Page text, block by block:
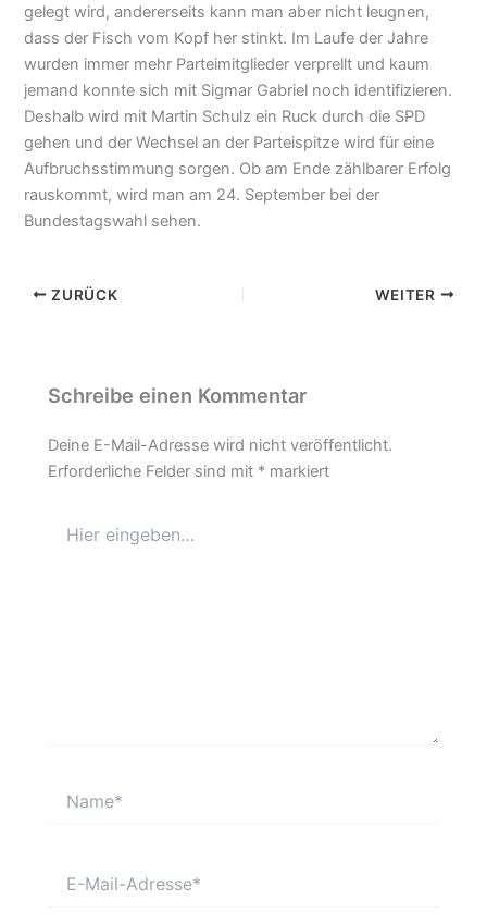
gelegt wird, andererseits kann man aber nicht leugnen,
dass der Fisch vom Kopf her stinkt. Im Laufe der Jahre
wurden immer mehr Parteimitglieder verprellt und kaum
jemand konnte sich mit Sigmar Gabriel noch identifizieren.
Deshalb wird mit Martin Schulz ein Ruck durch die SPD
gehen und der Wechsel an der Parteispitze wird für eine
Aufbruchsstimmung sorgen. Ob am Ende zählbarer Erfolg
rauskommt, wird man am 24. September bei der
Bundestagswahl sehen.
ZURÜCK WEITER
Schreibe einen Kommentar
Deine E-Mail-Adresse wird nicht veröffentlicht.
Erforderliche Felder sind mit * markiert
eingeben…
Mail-